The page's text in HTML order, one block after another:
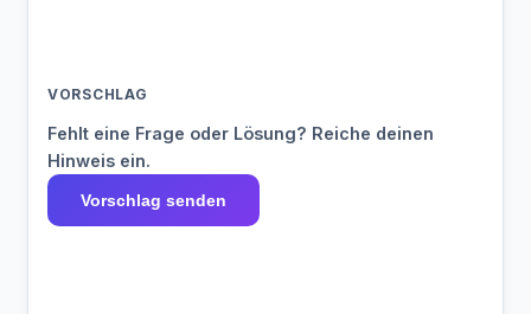
VORSCHLAG
Fehlt eine Frage oder Lösung? Reiche deinen
Hinweis ein.
Vorschlag senden